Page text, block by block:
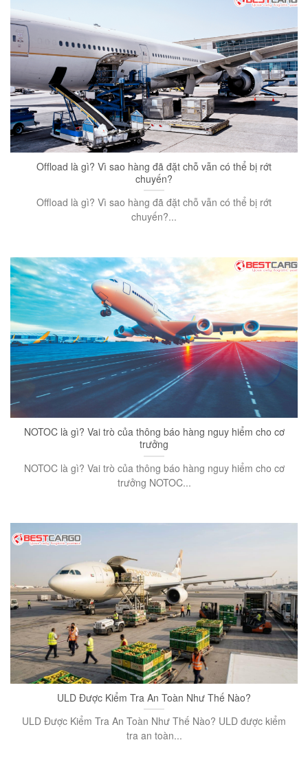
Offload là gì? Vì sao hàng đã đặt chỗ vẫn có thể bị rớt
chuyến?
Offload là gì? Vì sao hàng đã đặt chỗ vẫn có thể bị rớt
chuyến?...
NOTOC là gì? Vai trò của thông báo hàng nguy hiểm cho cơ
trưởng
NOTOC là gì? Vai trò của thông báo hàng nguy hiểm cho cơ
trưởng NOTOC...
ULD Được Kiểm Tra An Toàn Như Thế Nào?
ULD Được Kiểm Tra An Toàn Như Thế Nào? ULD được kiểm
tra an toàn...